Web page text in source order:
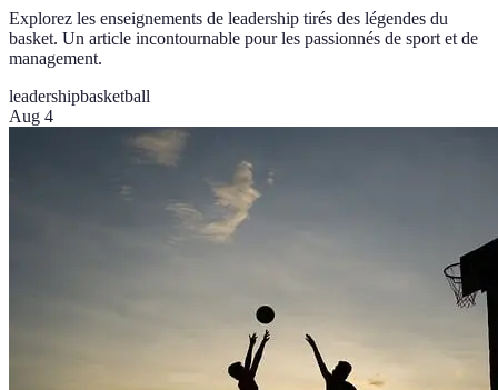
Explorez les enseignements de leadership tirés des légendes du
basket. Un article incontournable pour les passionnés de sport et de
management.
leadershipbasketball
Aug 4